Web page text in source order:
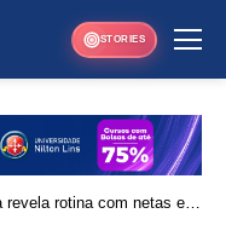
STORIES
revela rotina com netas e